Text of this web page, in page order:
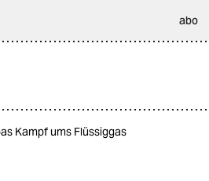
abo
Kampf ums Flüssiggas